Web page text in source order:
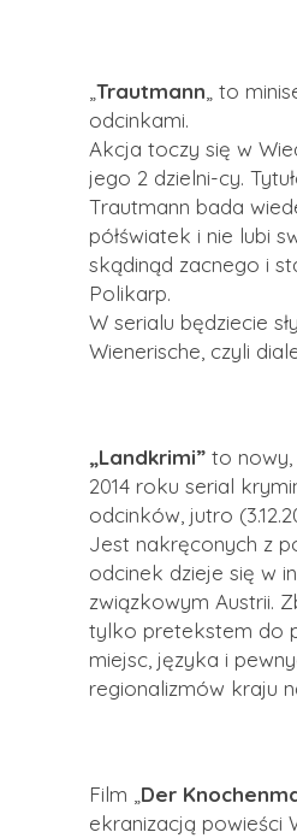
„Trautmann„ to
odcinkami.
Akcja toczy się w
jego 2 dzielni-cy.
Trautmann bada
półświatek i nie lubi
skądinąd zacnego i
Polikarp.
W serialu będziecie
Wienerische, czyli
„Landkrimi” to
2014 roku serial
odcinków, jutro
Jest nakręconych z
odcinek dzieje się w
związkowym Austrii.
tylko pretekstem do
miejsc, języka i
regionalizmów kraju
Film „Der
ekranizacją powieści